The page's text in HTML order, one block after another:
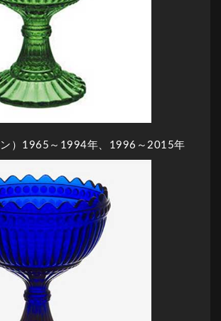
）1965～1994年、1996～2015年